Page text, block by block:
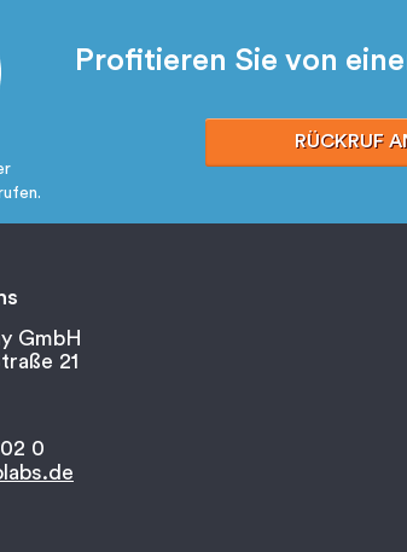
RÜCKRUF
Profitieren Sie von
GmbH
21
0